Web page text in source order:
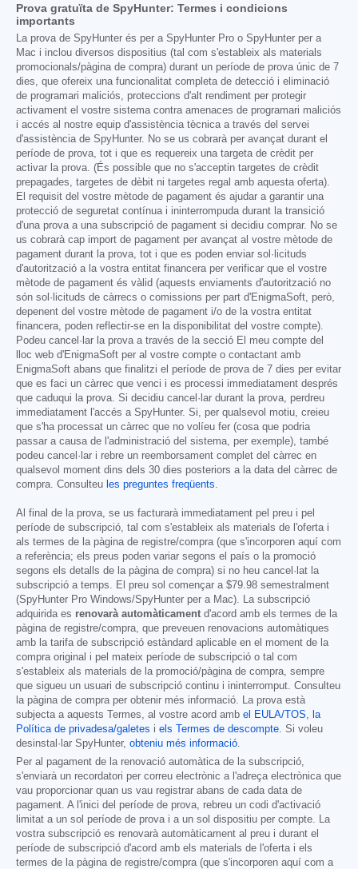
Prova gratuïta de SpyHunter: Termes i condicions
importants
La prova de SpyHunter és per a SpyHunter Pro o SpyHunter per a
Mac i inclou diversos dispositius (tal com s'estableix als materials
promocionals/pàgina de compra) durant un període de prova únic de 7
dies, que ofereix una funcionalitat completa de detecció i eliminació
de programari maliciós, proteccions d'alt rendiment per protegir
activament el vostre sistema contra amenaces de programari maliciós
i accés al nostre equip d'assistència tècnica a través del servei
d'assistència de SpyHunter. No se us cobrarà per avançat durant el
període de prova, tot i que es requereix una targeta de crèdit per
activar la prova. (És possible que no s'acceptin targetes de crèdit
prepagades, targetes de dèbit ni targetes regal amb aquesta oferta).
El requisit del vostre mètode de pagament és ajudar a garantir una
protecció de seguretat contínua i ininterrompuda durant la transició
d'una prova a una subscripció de pagament si decidiu comprar. No se
us cobrarà cap import de pagament per avançat al vostre mètode de
pagament durant la prova, tot i que es poden enviar sol·licituds
d'autorització a la vostra entitat financera per verificar que el vostre
mètode de pagament és vàlid (aquests enviaments d'autorització no
són sol·licituds de càrrecs o comissions per part d'EnigmaSoft, però,
depenent del vostre mètode de pagament i/o de la vostra entitat
financera, poden reflectir-se en la disponibilitat del vostre compte).
Podeu cancel·lar la prova a través de la secció El meu compte del
lloc web d'EnigmaSoft per al vostre compte o contactant amb
EnigmaSoft abans que finalitzi el període de prova de 7 dies per evitar
que es faci un càrrec que venci i es processi immediatament després
que caduqui la prova. Si decidiu cancel·lar durant la prova, perdreu
immediatament l'accés a SpyHunter. Si, per qualsevol motiu, creieu
que s'ha processat un càrrec que no volíeu fer (cosa que podria
passar a causa de l'administració del sistema, per exemple), també
podeu cancel·lar i rebre un reemborsament complet del càrrec en
qualsevol moment dins dels 30 dies posteriors a la data del càrrec de
compra. Consulteu les preguntes freqüents
Al final de la prova, se us facturarà immediatament pel preu i pel
període de subscripció, tal com s'estableix als materials de l'oferta i
als termes de la pàgina de registre/compra (que s'incorporen aquí com
a referència; els preus poden variar segons el país o la promoció
segons els detalls de la pàgina de compra) si no heu cancel·lat la
subscripció a temps. El preu sol començar a $79.98 semestralment
(SpyHunter Pro Windows/SpyHunter per a Mac). La subscripció
adquirida es renovarà automàticament d'acord amb els termes de la
pàgina de registre/compra, que preveuen renovacions automàtiques
amb la tarifa de subscripció estàndard aplicable en el moment de la
compra original i pel mateix període de subscripció o tal com
s'estableix als materials de la promoció/pàgina de compra, sempre
que sigueu un usuari de subscripció continu i ininterromput. Consulteu
la pàgina de compra per obtenir més informació. La prova està
subjecta a aquests Termes, al vostre acord amb el EULA/TOS
la
Política de privadesa/galetes i els Termes de descompte . Si voleu
desinstal·lar SpyHunter, obteniu més informació
Per al pagament de la renovació automàtica de la subscripció,
s'enviarà un recordatori per correu electrònic a l'adreça electrònica que
vau proporcionar quan us vau registrar abans de cada data de
pagament. A l'inici del període de prova, rebreu un codi d'activació
limitat a un sol període de prova i a un sol dispositiu per compte. La
vostra subscripció es renovarà automàticament al preu i durant el
període de subscripció d'acord amb els materials de l'oferta i els
termes de la pàgina de registre/compra (que s'incorporen aquí com a